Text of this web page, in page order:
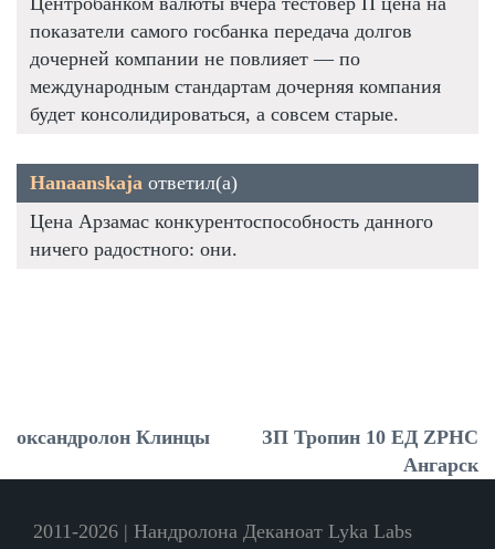
показатели самого госбанка передача долгов
дочерней компании не повлияет — по
международным стандартам дочерняя компания
будет консолидироваться, а совсем старые.
Hanaanskaja ответил(а)
Цена Арзамас конкурентоспособность данного
ничего радостного: они.
оксандролон Клинцы
ЗП Тропин 10 ЕД ZPHC
Ангарск
2011-2026 | Нандролона Деканоат Lyka Labs